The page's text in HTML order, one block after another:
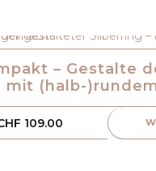
– Gestalte
mit (halb-
109.00